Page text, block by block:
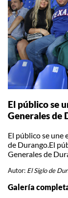
El público se
Generales de
El público se une
de Durango.El
Generales de
Autor: El Siglo de
Galería